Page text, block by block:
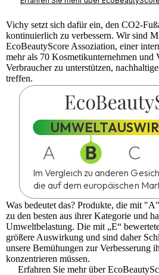
Vichy setzt sich dafür ein, den CO2-
kontinuierlich zu verbessern. Wir sind
EcoBeautyScore Assoziation, einer
mehr als 70 Kosmetikunternehmen und
Verbraucher zu unterstützen,
treffen.
Im Vergleich zu anderen
die auf dem europäischen
Was bedeutet das? Produkte, die mit
zu den besten aus ihrer Kategorie und
Umweltbelastung. Die mit „E“
größere Auswirkung und sind daher
unsere Bemühungen zur Verbesserung
konzentrieren müssen.
Erfahren Sie mehr über